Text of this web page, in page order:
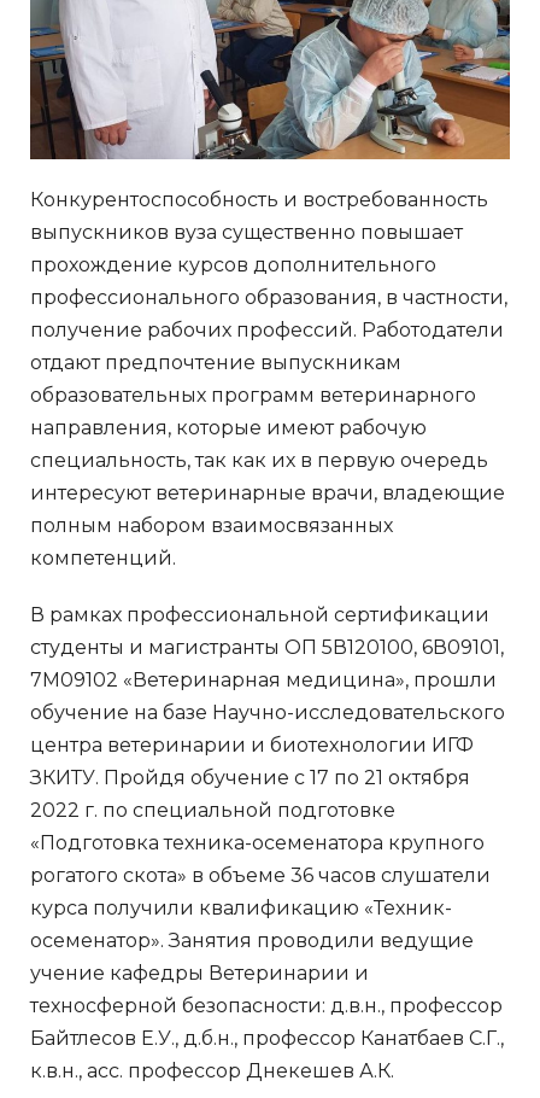
Конкурентоспособность и вос­требованность
выпускников вуза существенно повышает
прохож­дение курсов дополнительного
профессионального образования, в частности,
получение рабочих профессий. Работодатели
отдают предпочтение выпускникам
образовательных программ ветеринарного
направления, которые имеют рабочую
специальность, так как их в первую очередь
интересуют ветеринарные врачи, владеющие
полным набором взаимосвязанных
компетенций.
В рамках профессиональной сертификации
студенты и магистранты ОП 5В120100, 6В09101,
7М09102 «Ветеринарная медицина», прошли
обучение на базе Научно-исследовательского
центра ветеринарии и биотехнологии ИГФ
ЗКИТУ. Пройдя обучение с 17 по 21 октября
2022 г. по специальной подготовке
«Подготовка техника-осеменатора крупного
рогатого скота» в объеме 36 часов слушатели
курса получили квалификацию «Техник-
осеменатор». Занятия проводили ведущие
учение кафедры Ветеринарии и
техносферной безопасности: д.в.н., профессор
Байтлесов Е.У., д.б.н., профессор Канатбаев С.Г.,
к.в.н., асс. профессор Днекешев А.К.